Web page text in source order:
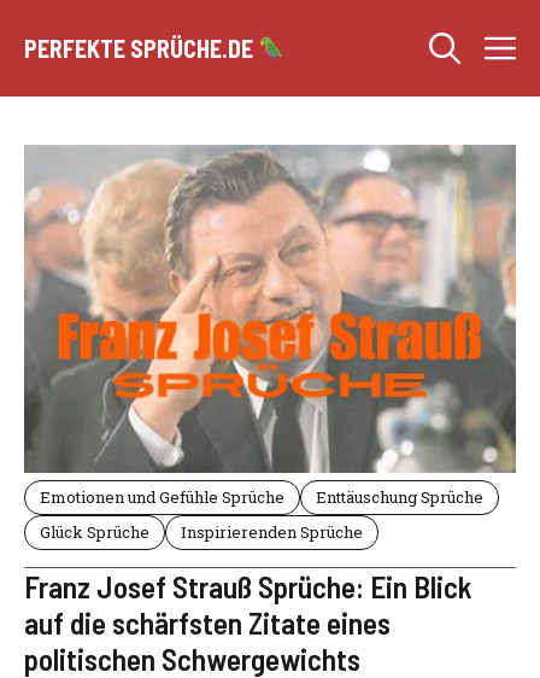
Inhalt
PERFEKTE SPRÜCHE.DE
Emotionen und Gefühle Sprüche
Enttäuschung Sprüche
Glück Sprüche
Inspirierenden Sprüche
Franz Josef Strauß Sprüche: Ein Blick
auf die schärfsten Zitate eines
politischen Schwergewichts